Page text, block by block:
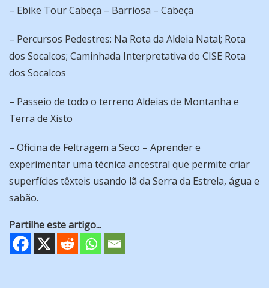
– Ebike Tour Cabeça – Barriosa – Cabeça
– Percursos Pedestres: Na Rota da Aldeia Natal; Rota
dos Socalcos; Caminhada Interpretativa do CISE Rota
dos Socalcos
– Passeio de todo o terreno Aldeias de Montanha e
Terra de Xisto
– Oficina de Feltragem a Seco – Aprender e
experimentar uma técnica ancestral que permite criar
superfícies têxteis usando lã da Serra da Estrela, água e
sabão.
Partilhe este artigo...